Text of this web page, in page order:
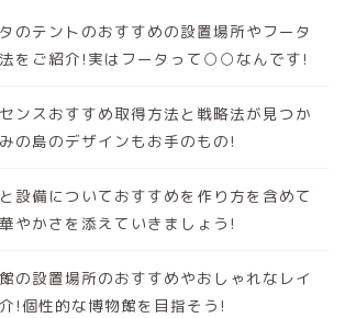
のテントのおすすめの設置場所やフータ
をご紹介!実はフータって○○なんです!
ンスおすすめ取得方法と戦略法が見つか
の島のデザインもお手のもの!
設備についておすすめを作り方を含めて
やかさを添えていきましょう!
の設置場所のおすすめやおしゃれなレイ
!個性的な博物館を目指そう!